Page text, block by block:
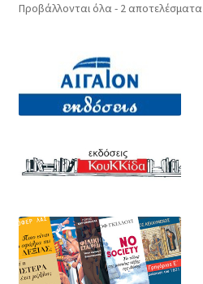
Προβάλλονται όλα - 2 αποτελέσματα